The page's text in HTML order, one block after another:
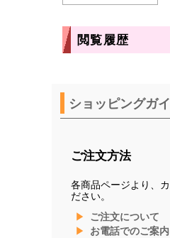
閲覧履歴
ショッピングガ
ご注文方法
各商品ページより、
ださい。
ご注文について
お電話でのご案